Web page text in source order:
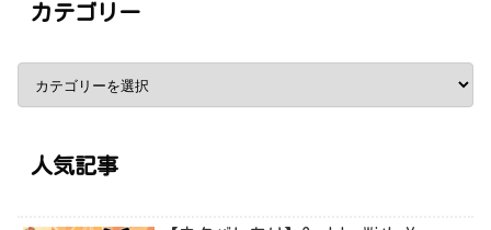
カテゴリー
人気記事